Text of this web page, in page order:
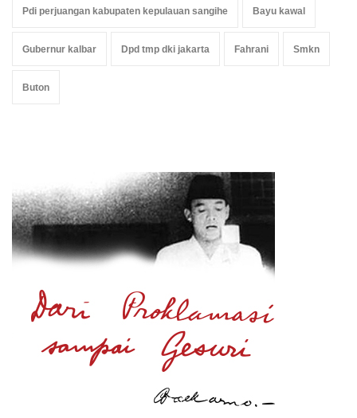
Pdi perjuangan kabupaten kepulauan sangihe Bayu kawal
Gubernur kalbar Dpd tmp dki jakarta Fahrani Smkn
Buton